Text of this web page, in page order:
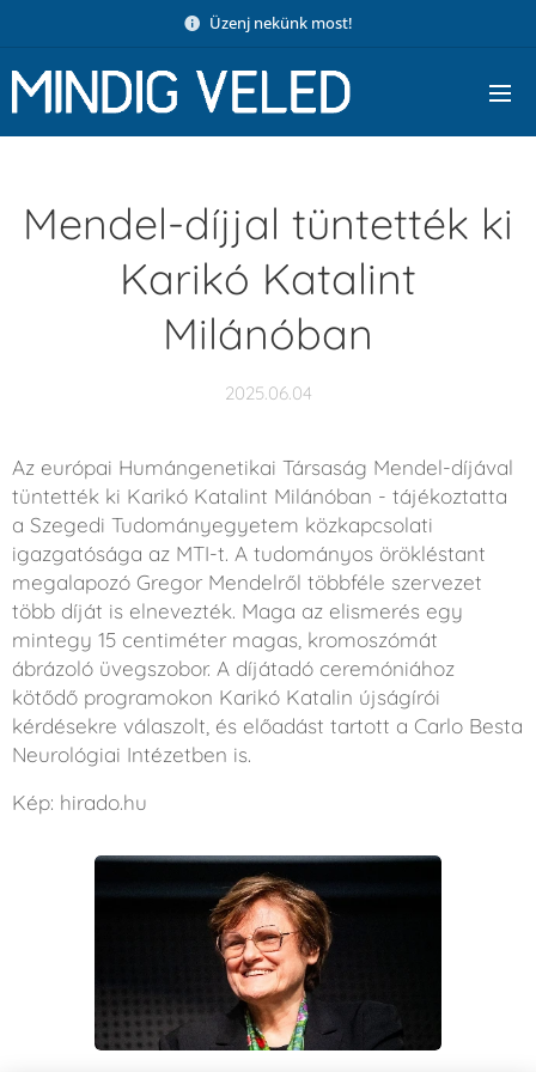
Üzenj nekünk most!
Mendel-díjjal tüntették ki
Karikó Katalint
Milánóban
2025.06.04
Az európai Humángenetikai Társaság Mendel-díjával
tüntették ki Karikó Katalint Milánóban - tájékoztatta
a Szegedi Tudományegyetem közkapcsolati
igazgatósága az MTI-t. A tudományos örökléstant
megalapozó Gregor Mendelről többféle szervezet
több díját is elnevezték. Maga az elismerés egy
mintegy 15 centiméter magas, kromoszómát
ábrázoló üvegszobor. A díjátadó ceremóniához
kötődő programokon Karikó Katalin újságírói
kérdésekre válaszolt, és előadást tartott a Carlo Besta
Neurológiai Intézetben is.
Kép: hirado.hu